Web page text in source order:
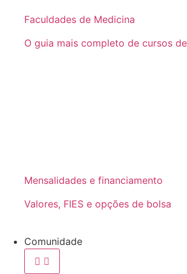
Faculdades de Medicina
O guia mais completo de cursos
Mensalidades e financiamento
Valores, FIES e opções de bolsa
Comunidade